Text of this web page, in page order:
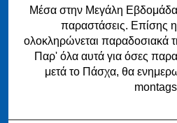
Μέσα στην Μεγάλη Εβδομάδα
παραστάσεις. Επίσης η
ολοκληρώνεται παραδοσιακά
Παρ' όλα αυτά για όσες
μετά το Πάσχα, θα